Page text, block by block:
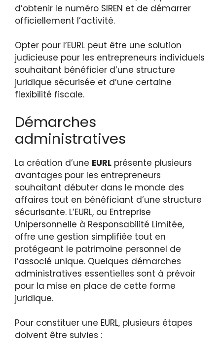
d’obtenir le numéro SIREN et de démarrer
officiellement l’activité.
Opter pour l’EURL peut être une solution
judicieuse pour les entrepreneurs individuels
souhaitant bénéficier d’une structure
juridique sécurisée et d’une certaine
flexibilité fiscale.
Démarches
administratives
La création d’une EURL présente plusieurs
avantages pour les entrepreneurs
souhaitant débuter dans le monde des
affaires tout en bénéficiant d’une structure
sécurisante. L’EURL, ou Entreprise
Unipersonnelle à Responsabilité Limitée,
offre une gestion simplifiée tout en
protégeant le patrimoine personnel de
l’associé unique. Quelques démarches
administratives essentielles sont à prévoir
pour la mise en place de cette forme
juridique.
Pour constituer une EURL, plusieurs étapes
doivent être suivies :